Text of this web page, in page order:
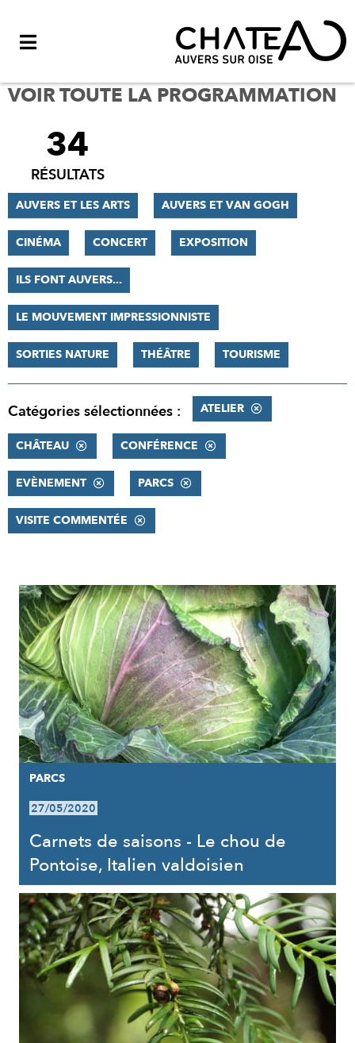
VOIR TOUTE LA PROGRAMMATION
FILTRER
RÉSULTATS
34
RÉSULTATS
AUVERS ET LES ARTS AUVERS ET VAN GOGH
CINÉMA CONCERT EXPOSITION
ILS FONT AUVERS...
LE MOUVEMENT IMPRESSIONNISTE
SORTIES NATURE THÉÂTRE TOURISME
Catégories sélectionnées : ATELIER
CHÂTEAU CONFÉRENCE
EVÈNEMENT PARCS
VISITE COMMENTÉE
RÉSULTATS
PARCS
27/05/2020
Carnets de saisons - Le chou de
Pontoise, Italien valdoisien